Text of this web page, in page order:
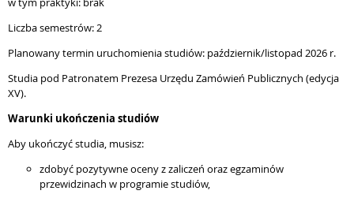
Liczba semestrów: 2
Planowany termin uruchomienia studiów: październik/listopad 2026 r.
Studia pod Patronatem Prezesa Urzędu Zamówień Publicznych (edycja
XV).
Warunki ukończenia studiów
Aby ukończyć studia, musisz:
zdobyć pozytywne oceny z zaliczeń oraz egzaminów
przewidzinach w programie studiów,